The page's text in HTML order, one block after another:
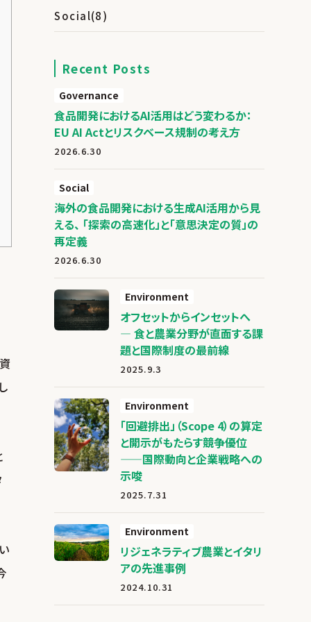
Social(8)
Recent Posts
Governance
食品開発におけるAI活用はどう変わるか：
EU AI Actとリスクベース規制の考え方
2026.6.30
Social
海外の食品開発における生成AI活用から見
える、 「探索の高速化」と「意思決定の質」の
再定義
2026.6.30
Environment
オフセットからインセットへ
― 食と農業分野が直面する課
題と国際制度の最前線
2025.9.3
Environment
「回避排出」（Scope 4）の算定
と開示がもたらす競争優位
——国際動向と企業戦略への
示唆
2025.7.31
Environment
リジェネラティブ農業とイタリ
アの先進事例
2024.10.31